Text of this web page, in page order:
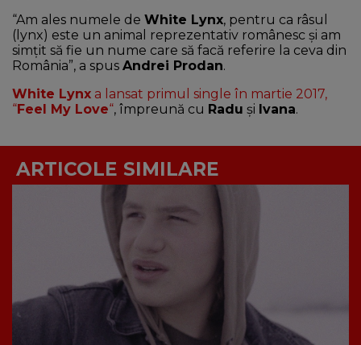
“Am ales numele de White Lynx, pentru ca râsul
(lynx) este un animal reprezentativ românesc și am
simțit să fie un nume care să facă referire la ceva din
România”, a spus Andrei Prodan.
White Lynx a lansat primul single în martie 2017,
“Feel My Love“, împreună cu Radu și Ivana.
ARTICOLE SIMILARE